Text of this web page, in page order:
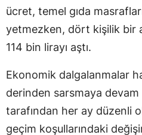
ücret, temel gıda
yetmezken, dört kişilik bir
114 bin lirayı aştı.
Ekonomik dalgalanmalar
derinden sarsmaya devam
tarafından her ay düzenli
geçim koşullarındaki